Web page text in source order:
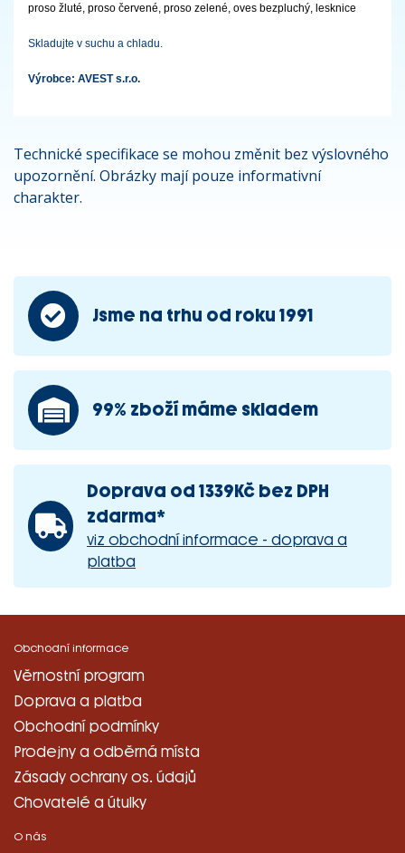
proso žluté, proso červené, proso zelené, oves bezpluchý, lesknice
Skladujte v suchu a chladu.
Výrobce: AVEST s.r.o.
Technické specifikace se mohou změnit bez výslovného
upozornění. Obrázky mají pouze informativní
charakter.
Jsme na trhu od roku 1991
99% zboží máme skladem
Doprava od 1339Kč bez DPH
zdarma*
viz obchodní informace - doprava a
platba
Obchodní informace
Věrnostní program
Doprava a platba
Obchodní podmínky
Prodejny a odběrná místa
Zásady ochrany os. údajů
Chovatelé a útulky
O nás